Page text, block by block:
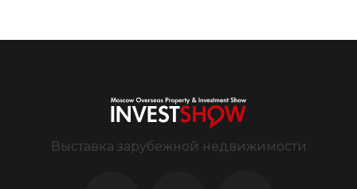
Выставка зарубежной недвижимости